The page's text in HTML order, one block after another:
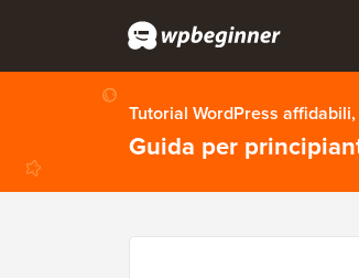
Tutorial WordPress
Guida per